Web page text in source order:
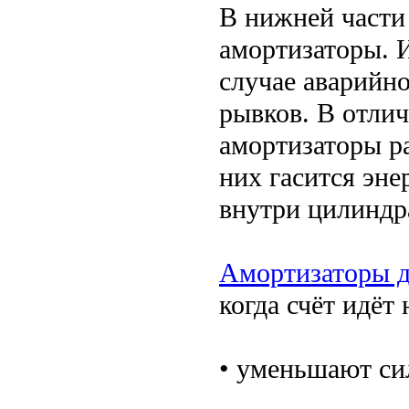
В нижней
амортизаторы.
случае
рывков. В
амортизаторы
них гасится
внутри
Амортизаторы
когда счёт
• уменьшают